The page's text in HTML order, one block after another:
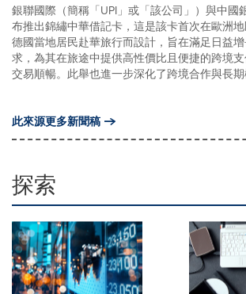
銀聯國際（簡稱「UPI」或「該公司」）與中國
布推出錦繡中華借記卡，這是該卡首次在歐洲
德國當地居民赴華旅行而設計，旨在滿足日益
求，為其在旅途中提供高性價比且便捷的跨境
交易順暢。此舉也進一步深化了跨境合作與長
此來源更多新聞稿
探索